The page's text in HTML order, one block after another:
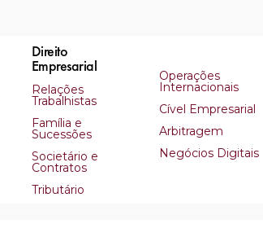
Direito
Empresarial
Relações
Trabalhistas
Família e
Sucessões
Societário e
Contratos
Tributário
Operações
Internacionais
Cível Empresarial
Arbitragem
Negócios Digitais